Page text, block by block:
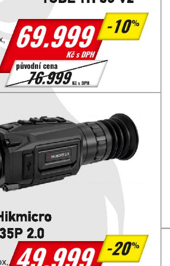
mlhy apod.)